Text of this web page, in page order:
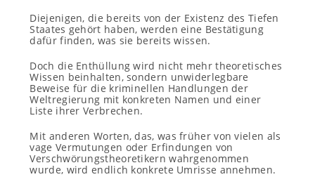
Diejenigen, die bereits von der Existenz des Tiefen
Staates gehört haben, werden eine Bestätigung
dafür finden, was sie bereits wissen.
Doch die Enthüllung wird nicht mehr theoretisches
Wissen beinhalten, sondern unwiderlegbare
Beweise für die kriminellen Handlungen der
Weltregierung mit konkreten Namen und einer
Liste ihrer Verbrechen.
Mit anderen Worten, das, was früher von vielen als
vage Vermutungen oder Erfindungen von
Verschwörungstheoretikern wahrgenommen
wurde, wird endlich konkrete Umrisse annehmen.